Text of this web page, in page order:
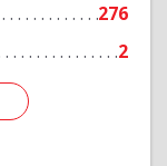
276
2